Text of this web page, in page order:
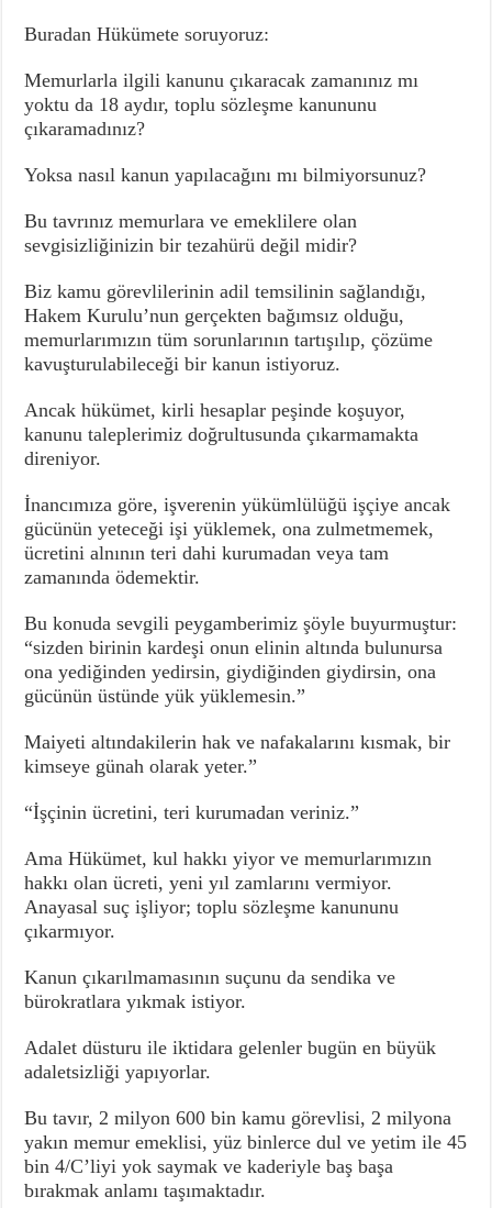
Buradan Hükümete soruyoruz:
Memurlarla ilgili kanunu çıkaracak zamanınız mı
yoktu da 18 aydır, toplu sözleşme kanununu
çıkaramadınız?
Yoksa nasıl kanun yapılacağını mı bilmiyorsunuz?
Bu tavrınız memurlara ve emeklilere olan
sevgisizliğinizin bir tezahürü değil midir?
Biz kamu görevlilerinin adil temsilinin sağlandığı,
Hakem Kurulu’nun gerçekten bağımsız olduğu,
memurlarımızın tüm sorunlarının tartışılıp, çözüme
kavuşturulabileceği bir kanun istiyoruz.
Ancak hükümet, kirli hesaplar peşinde koşuyor,
kanunu taleplerimiz doğrultusunda çıkarmamakta
direniyor.
İnancımıza göre, işverenin yükümlülüğü işçiye ancak
gücünün yeteceği işi yüklemek, ona zulmetmemek,
ücretini alnının teri dahi kurumadan veya tam
zamanında ödemektir.
Bu konuda sevgili peygamberimiz şöyle buyurmuştur:
“sizden birinin kardeşi onun elinin altında bulunursa
ona yediğinden yedirsin, giydiğinden giydirsin, ona
gücünün üstünde yük yüklemesin.”
Maiyeti altındakilerin hak ve nafakalarını kısmak, bir
kimseye günah olarak yeter.”
“İşçinin ücretini, teri kurumadan veriniz.”
Ama Hükümet, kul hakkı yiyor ve memurlarımızın
hakkı olan ücreti, yeni yıl zamlarını vermiyor.
Anayasal suç işliyor; toplu sözleşme kanununu
çıkarmıyor.
Kanun çıkarılmamasının suçunu da sendika ve
bürokratlara yıkmak istiyor.
Adalet düsturu ile iktidara gelenler bugün en büyük
adaletsizliği yapıyorlar.
Bu tavır, 2 milyon 600 bin kamu görevlisi, 2 milyona
yakın memur emeklisi, yüz binlerce dul ve yetim ile 45
bin 4/C’liyi yok saymak ve kaderiyle baş başa
bırakmak anlamı taşımaktadır.